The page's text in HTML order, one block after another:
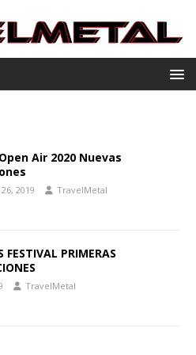
Air 2020 Nuevas
2019 TravelMetal
FESTIVAL PRIMERAS
TravelMetal